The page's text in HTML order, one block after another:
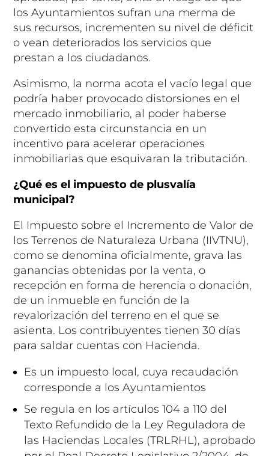
los Ayuntamientos sufran una merma de
sus recursos, incrementen su nivel de déficit
o vean deteriorados los servicios que
prestan a los ciudadanos.
Asimismo, la norma acota el vacío legal que
podría haber provocado distorsiones en el
mercado inmobiliario, al poder haberse
convertido esta circunstancia en un
incentivo para acelerar operaciones
inmobiliarias que esquivaran la tributación.
¿Qué es el impuesto de plusvalía
municipal?
El Impuesto sobre el Incremento de Valor de
los Terrenos de Naturaleza Urbana (IIVTNU),
como se denomina oficialmente, grava las
ganancias obtenidas por la venta, o
recepción en forma de herencia o donación,
de un inmueble en función de la
revalorización del terreno en el que se
asienta. Los contribuyentes tienen 30 días
para saldar cuentas con Hacienda.
Es un impuesto local, cuya recaudación
corresponde a los Ayuntamientos
Se regula en los artículos 104 a 110 del
Texto Refundido de la Ley Reguladora de
las Haciendas Locales (TRLRHL), aprobado